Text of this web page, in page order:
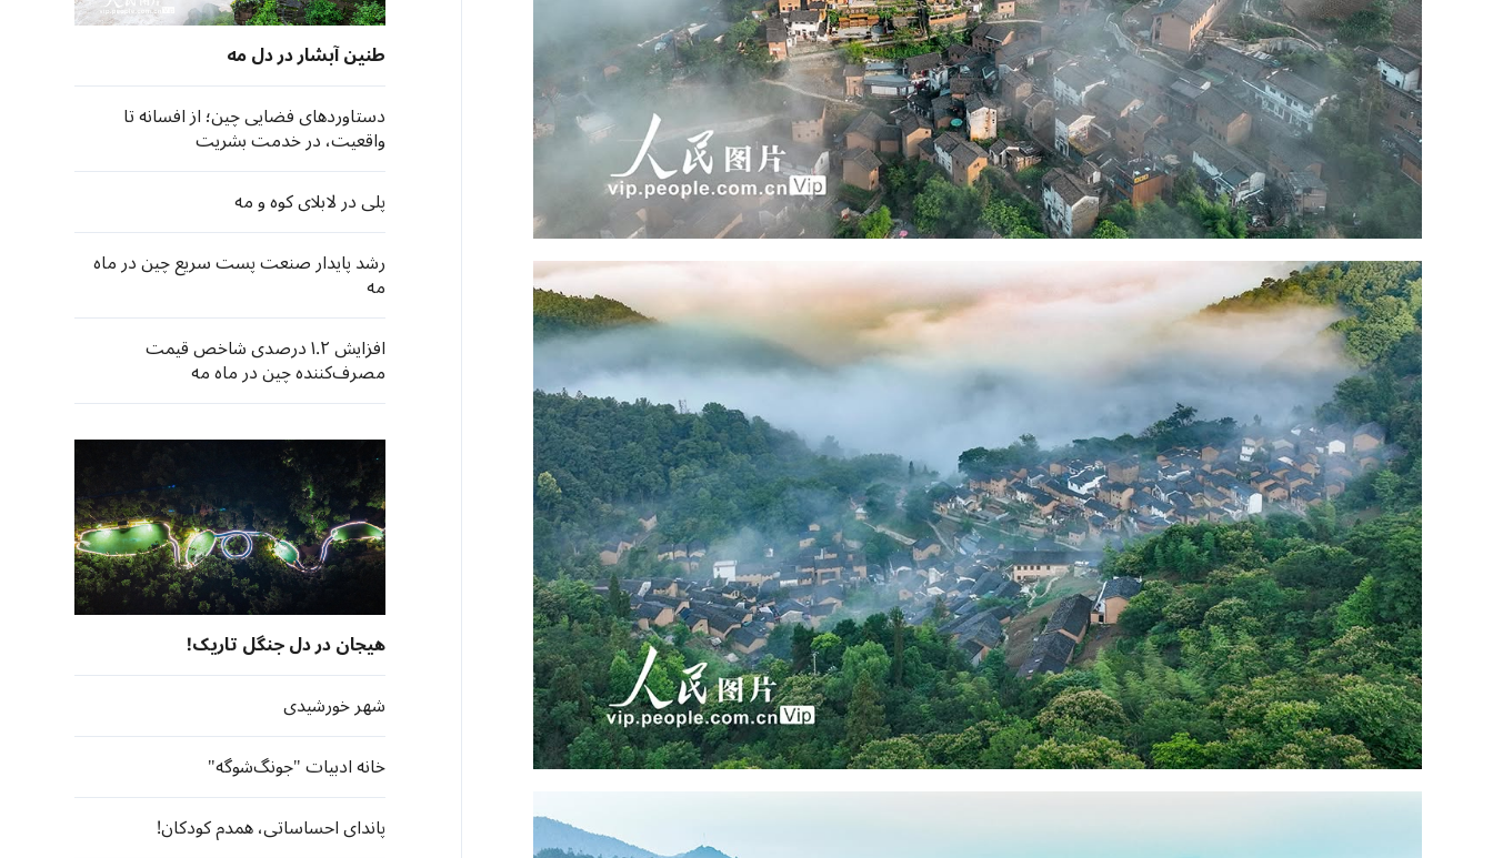
طنین آبشار در دل مه
دستاوردهای فضایی چین؛ از افسانه تا
واقعیت، در خدمت بشریت
پلی در لابلای کوه و مه
رشد پایدار صنعت پست سریع چین در ماه
مه
افزایش ۱.۲ درصدی شاخص قیمت
مصرف‌کننده چین در ماه مه
هیجان در دل جنگل تاریک!
شهر خورشیدی
خانه ادبیات "جونگ‌شوگه"
پاندای احساساتی، همدم کودکان!